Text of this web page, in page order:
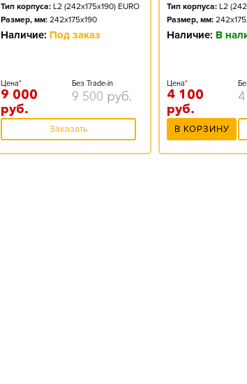
Тип корпуса: L2 (242x175x190) EURO
Размер, мм: 242x175x190
Наличие: Под заказ
Цена*
9 000
руб.
Без Trade-in
9 500 руб.
Заказать
Тип корпуса: L2
Размер, мм:
Наличие: В
Цена*
4 100
руб.
В КОРЗИНУ